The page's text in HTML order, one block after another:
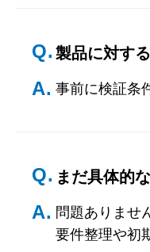
Q. 製品に対す
A. 事前に検証条
Q. まだ具体的
A. 問題ありませ
要件整理や初